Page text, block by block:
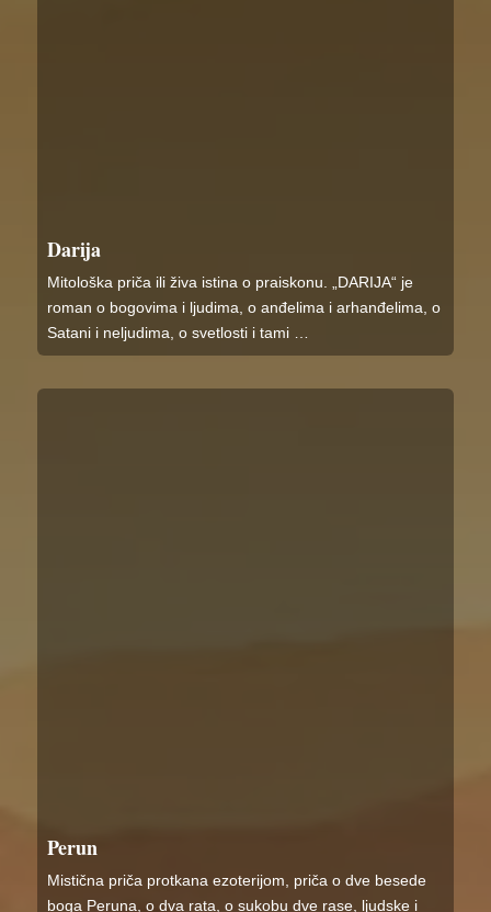
Darija
Mitološka priča ili živa istina o praiskonu. „DARIJA“ je
roman o bogovima i ljudima, o anđelima i arhanđelima, o
Satani i neljudima, o svetlosti i tami …
Perun
Mistična priča protkana ezoterijom, priča o dve besede
boga Peruna, o dva rata, o sukobu dve rase, ljudske i